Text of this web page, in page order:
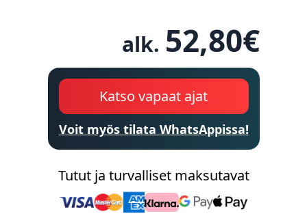
alk. 52,80€
Katso vapaat ajat
Voit myös tilata WhatsAppissa!
Tutut ja turvalliset maksutavat